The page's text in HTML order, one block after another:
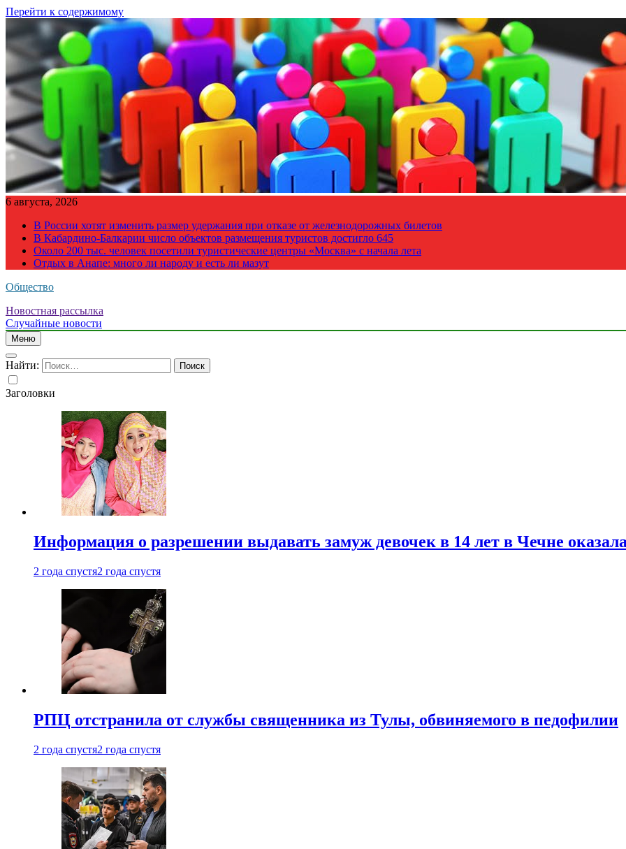
Перейти к содержимому
6 августа, 2026
В России хотят изменить размер удержания при отказе от железнодорожных билетов
В Кабардино-Балкарии число объектов размещения туристов достигло 645
Около 200 тыс. человек посетили туристические центры «Москва» с начала лета
Отдых в Анапе: много ли народу и есть ли мазут
Общество
Новостная рассылка
Случайные новости
Меню
Найти:
Заголовки
Информация о разрешении выдавать замуж девочек в 14 лет в Чечне
2 года спустя2 года спустя
РПЦ отстранила от службы священника из Тулы, обвиняемого в педофилии
2 года спустя2 года спустя